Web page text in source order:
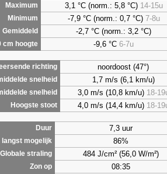
Maximum 3,1 °C (norm.: 5,8 °C) 14-15u
Minimum -7,9 °C (norm.: 0,7 °C) 7-8u
Gemiddeld -2,7 °C (norm.: 3,2 °C)
cm hoogte -9,6 °C 6-7u
richting noordoost (47°)
snelheid 1,7 m/s (6,1 km/u)
snelheid 3,0 m/s (10,8 km/u) 18-
Hoogste stoot 4,0 m/s (14,4 km/u) 18-
Duur 7,3 uur
langst mogelijk 86%
Globale straling 484 J/cm² (56,0 W/m²)
Zon op 08:35